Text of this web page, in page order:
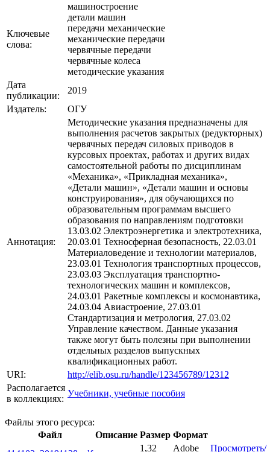
Ключевые
слова:
машиностроение
детали машин
передачи механические
механические передачи
червячные передачи
червячные колеса
методические указания
Дата
публикации:
2019
Издатель:
ОГУ
Аннотация:
Методические указания предназначены для
выполнения расчетов закрытых (редукторных)
червячных передач силовых приводов в
курсовых проектах, работах и других видах
самостоятельной работы по дисциплинам
«Механика», «Прикладная механика»,
«Детали машин», «Детали машин и основы
конструирования», для обучающихся по
образовательным программам высшего
образования по направлениям подготовки
13.03.02 Электроэнергетика и электротехника,
20.03.01 Техносферная безопасность, 22.03.01
Материаловедение и технологии материалов,
23.03.01 Технология транспортных процессов,
23.03.03 Эксплуатация транспортно-
технологических машин и комплексов,
24.03.01 Ракетные комплексы и космонавтика,
24.03.04 Авиастроение, 27.03.01
Стандартизация и метрология, 27.03.02
Управление качеством. Данные указания
также могут быть полезны при выполнении
отдельных разделов выпускных
квалификационных работ.
URI:
http://elib.osu.ru/handle/123456789/12312
Располагается
в коллекциях:
Учебники, учебные пособия
Файлы этого ресурса:
Файл
Описание Размер Формат
1,32 Adobe Просмотреть/